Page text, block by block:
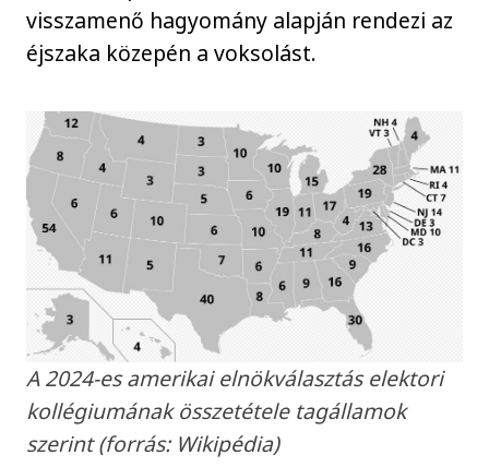
visszamenő hagyomány alapján rendezi az
éjszaka közepén a voksolást.
A 2024-es amerikai elnökválasztás elektori
kollégiumának összetétele tagállamok
szerint (forrás: Wikipédia)